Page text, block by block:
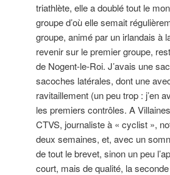
triathlète, elle a doublé tout le
groupe d’où elle semait
groupe, animé par un irlandais à
revenir sur le premier groupe,
de Nogent-le-Roi. J’avais une
sacoches latérales, dont une
ravitaillement (un peu trop : j’en
les premiers contrôles. A
CTVS, journaliste à « cyclist »,
deux semaines, et, avec un
de tout le brevet, sinon un peu
court, mais de qualité, la